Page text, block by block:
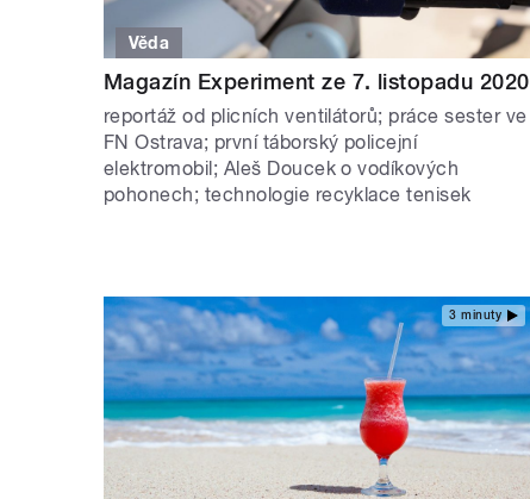
Věda
Magazín Experiment ze 7. listopadu 2020
reportáž od plicních ventilátorů; práce sester ve
FN Ostrava; první táborský policejní
elektromobil; Aleš Doucek o vodíkových
pohonech; technologie recyklace tenisek
3 minuty